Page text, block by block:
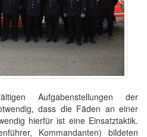
Aufgabenstellungen der
dass die Fäden an einer
hierfür ist eine Einsatztaktik.
Kommandanten) bildeten